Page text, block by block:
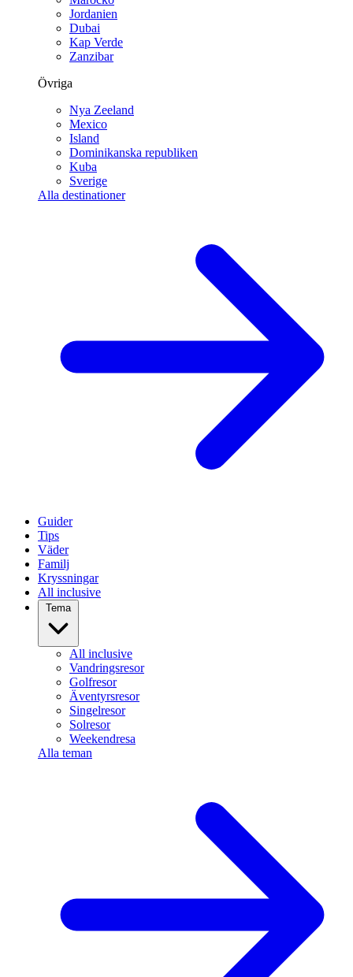
Jordanien
Dubai
Kap Verde
Zanzibar
Övriga
Nya Zeeland
Mexico
Island
Dominikanska republiken
Kuba
Sverige
Alla destinationer
Guider
Tips
Väder
Familj
Kryssningar
All inclusive
Tema
All inclusive
Vandringsresor
Golfresor
Äventyrsresor
Singelresor
Solresor
Weekendresa
Alla teman